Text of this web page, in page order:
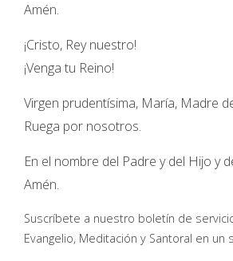
Amén.
¡Cristo, Rey nuestro!
¡Venga tu Reino!
Virgen prudentísima, María, Madre
Ruega por nosotros.
En el nombre del Padre y del Hijo y
Amén.
Suscríbete a nuestro boletín de
Evangelio, Meditación y Santoral en un